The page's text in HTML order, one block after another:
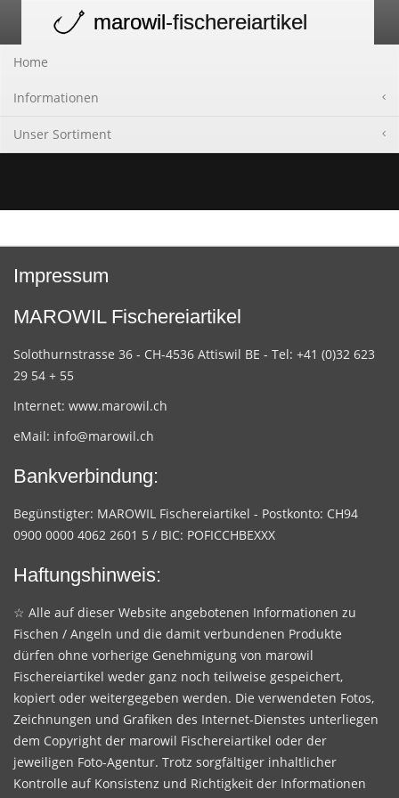
navigation
marowil-fischereiartikel
Home
Informationen
Unser Sortiment
Impressum
MAROWIL Fischereiartikel
Solothurnstrasse 36 - CH-4536 Attiswil BE - Tel: +41 (0)32 623
29 54 + 55
Internet: www.marowil.ch
eMail: info@marowil.ch
Bankverbindung:
Begünstigter: MAROWIL Fischereiartikel - Postkonto: CH94
0900 0000 4062 2601 5 / BIC: POFICCHBEXXX
Haftungshinweis:
☆ Alle auf dieser Website angebotenen Informationen zu
Fischen / Angeln und die damit verbundenen Produkte
dürfen ohne vorherige Genehmigung von marowil
Fischereiartikel weder ganz noch teilweise gespeichert,
kopiert oder weitergegeben werden. Die verwendeten Fotos,
Zeichnungen und Grafiken des Internet-Dienstes unterliegen
dem Copyright der marowil Fischereiartikel oder der
jeweiligen Foto-Agentur. Trotz sorgfältiger inhaltlicher
Kontrolle auf Konsistenz und Richtigkeit der Informationen